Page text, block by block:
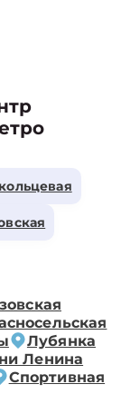
Лубянка
Ленина
Спортивная